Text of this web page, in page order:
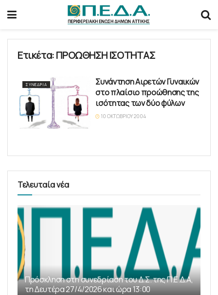
Ετικέτα:ΠΡΟΩΘΗΣΗ ΙΣΟΤΗΤΑΣ
ΣΥΝΈΔΡΙΑ
Συνάντηση Αιρετών Γυναικών
στο πλαίσιο προώθησης της
ισότητας των δύο φύλων
10 ΟΚΤΩΒΡΊΟΥ 2004
Τελευταία νέα
Πρόσκληση στη συνεδρίαση του Δ.Σ. της Π.Ε.Δ.Α,
τη Δευτέρα 27/4/2026 και ώρα 13:00